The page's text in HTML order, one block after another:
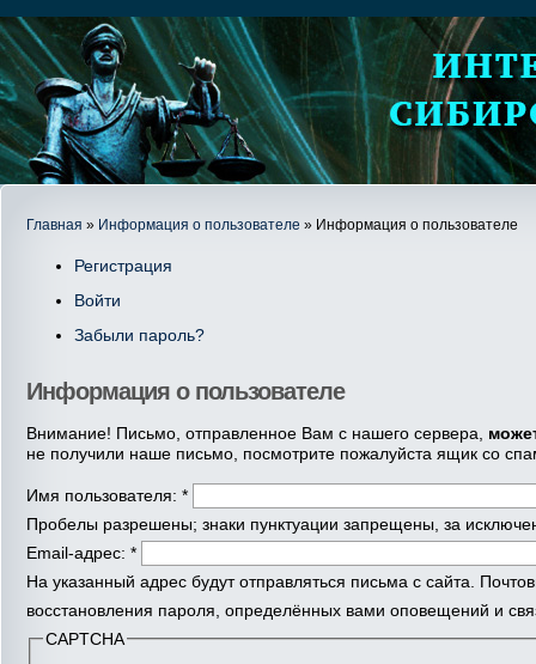
Главная » Информация о пользователе » Информация о пользователе
Регистрация
Войти
Забыли пароль?
Информация о пользователе
Внимание! Письмо, отправленное Вам с нашего сервера,
не получили наше письмо, посмотрите пожалуйста ящик со
Имя пользователя: *
Пробелы разрешены; знаки пунктуации запрещены, за
Email-адрес: *
На указанный адрес будут отправляться письма с сайта.
восстановления пароля, определённых вами оповещений и
CAPTCHA